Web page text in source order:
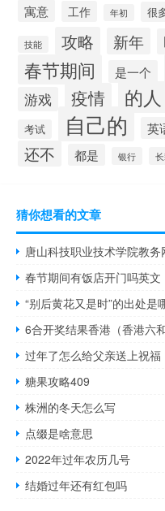
寓意 工作 年初 很
技能 攻略 新年
春节期间 是一个
游戏 疫情 的人
考试 自己的 英
还不 都是 银行
猜你想看的文章
春节期间有饭店开门吗英文
“别后黄花又是时”的出处是
6合开奖结果香港（香港六
过年了怎么给父亲送上祝福
糖果攻略409
株洲的冬天怎么写
点缀是啥意思
2022年过年农历几号
结婚过年还有红包吗